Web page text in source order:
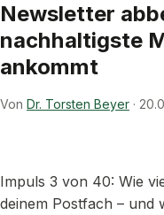
Newsletter
nachhaltigste
ankommt
Von Dr. Torsten Beyer ·
Impuls 3 von 40: Wie
deinem Postfach – und